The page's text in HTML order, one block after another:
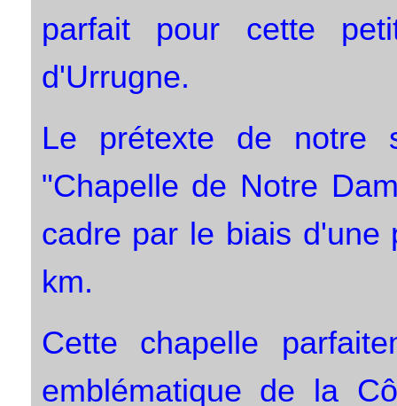
parfait pour cette
d'Urrugne.
Le prétexte de notre
"Chapelle de Notre
cadre par le biais d'une
km.
Cette chapelle
emblématique de la